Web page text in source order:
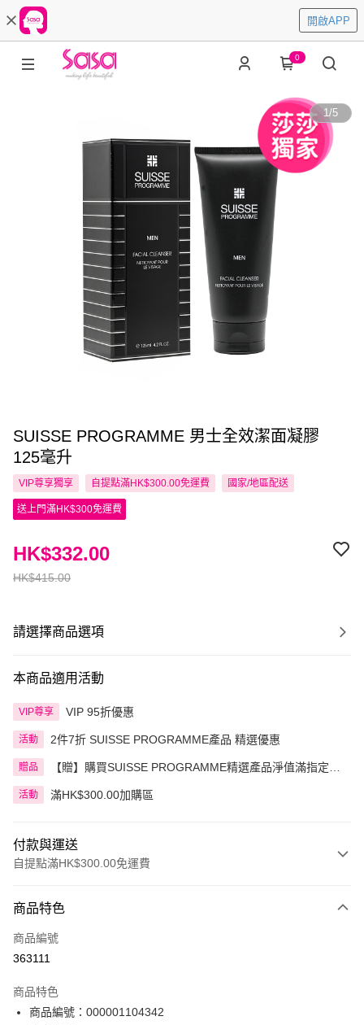
開啟APP
0
1/5
SUISSE PROGRAMME 男士全效潔面凝膠
125毫升
VIP尊享獨享 自提點滿HK$300.00免運費 國家/地區配送
送上門滿HK$300免運費
HK$415.00
HK$332.00
請選擇商品選項
本商品適用活動
VIP尊享 VIP 95折優惠
活動 2件7折 SUISSE PROGRAMME產品 精選優惠
贈品
【贈】購買SUISSE PROGRAMME精選產品淨值滿指定金
活動 滿HK$300.00加購區
付款與運送
自提點滿HK$300.00免運費
信用卡
Apple Pay
PayMe
商品特色
商品編號
363111
商品特色
商品編號：000001104342